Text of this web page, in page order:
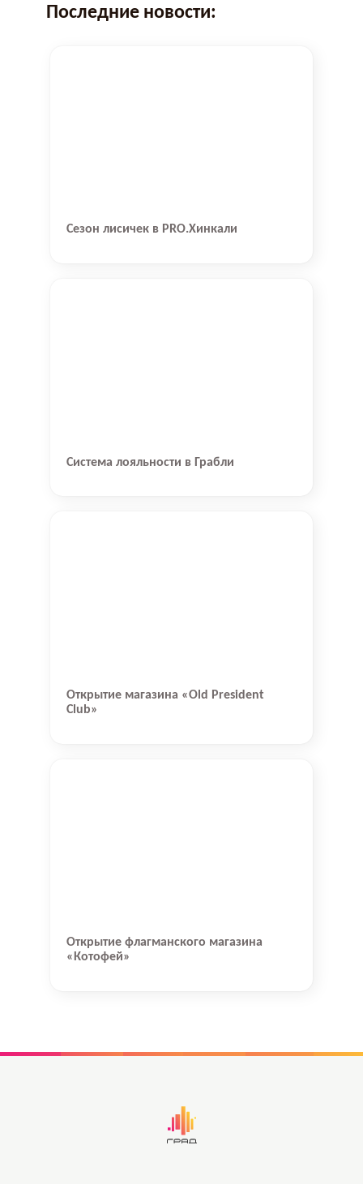
Последние новости:
Сезон лисичек в PRO.Хинкали
Система лояльности в Грабли
Открытие магазина «Old President
Club»
Открытие флагманского магазина
«Котофей»